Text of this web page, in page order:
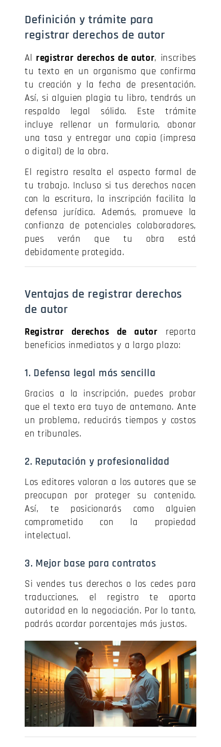
Definición y trámite para
registrar derechos de autor
Al registrar derechos de autor, inscribes
tu texto en un organismo que confirma
tu creación y la fecha de presentación.
Así, si alguien plagia tu libro, tendrás un
respaldo legal sólido. Este trámite
incluye rellenar un formulario, abonar
una tasa y entregar una copia (impresa
o digital) de la obra.
El registro resalta el aspecto formal de
tu trabajo. Incluso si tus derechos nacen
con la escritura, la inscripción facilita la
defensa jurídica. Además, promueve la
confianza de potenciales colaboradores,
pues verán que tu obra está
debidamente protegida.
Ventajas de registrar derechos
de autor
Registrar derechos de autor reporta
beneficios inmediatos y a largo plazo:
1. Defensa legal más sencilla
Gracias a la inscripción, puedes probar
que el texto era tuyo de antemano. Ante
un problema, reducirás tiempos y costos
en tribunales.
2. Reputación y profesionalidad
Los editores valoran a los autores que se
preocupan por proteger su contenido.
Así, te posicionarás como alguien
comprometido con la propiedad
intelectual.
3. Mejor base para contratos
Si vendes tus derechos o los cedes para
traducciones, el registro te aporta
autoridad en la negociación. Por lo tanto,
podrás acordar porcentajes más justos.